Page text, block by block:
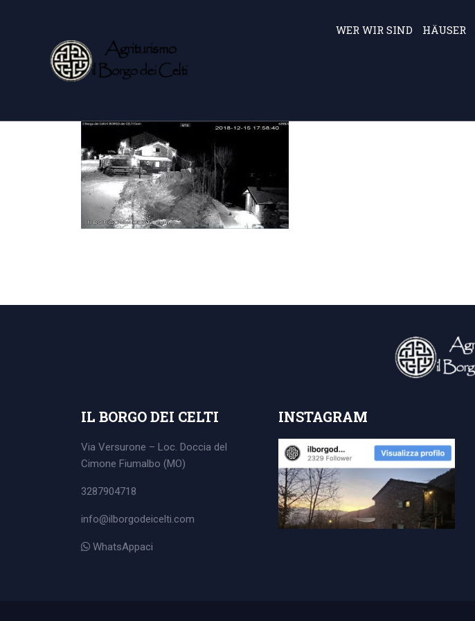
WER WIR SIND HÄUSER
IL BORGO DEI CELTI
Via Versurone – Loc. Doccia del
Cimone Fiumalbo (MO)
3287904718
info@ilborgodeicelti.com
WhatsAppaci
INSTAGRAM